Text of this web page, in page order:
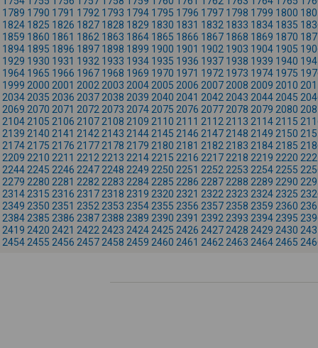
1789 1790 1791 1792 1793 1794 1795 1796 1797 1798 1799 1800
1824 1825 1826 1827 1828 1829 1830 1831 1832 1833 1834 1835
1859 1860 1861 1862 1863 1864 1865 1866 1867 1868 1869 1870
1894 1895 1896 1897 1898 1899 1900 1901 1902 1903 1904 1905
1929 1930 1931 1932 1933 1934 1935 1936 1937 1938 1939 1940
1964 1965 1966 1967 1968 1969 1970 1971 1972 1973 1974 1975
1999 2000 2001 2002 2003 2004 2005 2006 2007 2008 2009 2010
2034 2035 2036 2037 2038 2039 2040 2041 2042 2043 2044 2045
2069 2070 2071 2072 2073 2074 2075 2076 2077 2078 2079 2080
2104 2105 2106 2107 2108 2109 2110 2111 2112 2113 2114 2115
2139 2140 2141 2142 2143 2144 2145 2146 2147 2148 2149 2150
2174 2175 2176 2177 2178 2179 2180 2181 2182 2183 2184 2185
2209 2210 2211 2212 2213 2214 2215 2216 2217 2218 2219 2220
2244 2245 2246 2247 2248 2249 2250 2251 2252 2253 2254 2255
2279 2280 2281 2282 2283 2284 2285 2286 2287 2288 2289 2290
2314 2315 2316 2317 2318 2319 2320 2321 2322 2323 2324 2325
2349 2350 2351 2352 2353 2354 2355 2356 2357 2358 2359 2360
2384 2385 2386 2387 2388 2389 2390 2391 2392 2393 2394 2395
2419 2420 2421 2422 2423 2424 2425 2426 2427 2428 2429 2430
2454 2455 2456 2457 2458 2459 2460 2461 2462 2463 2464 2465